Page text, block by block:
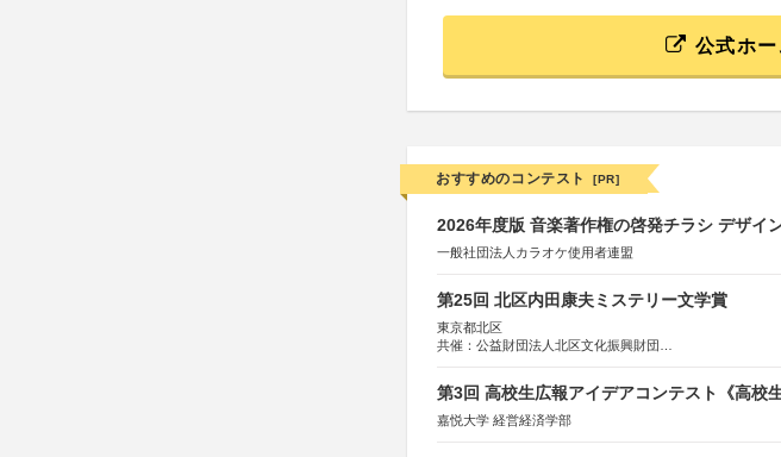
公式ホ
おすすめのコンテスト [PR]
2026年度版 音楽著作権の啓発チラシ デザイ
一般社団法人カラオケ使用者連盟
第25回 北区内田康夫ミステリー文学賞
東京都北区
共催：公益財団法人北区文化振興財団
協賛：株式会社実業之日本社
第3回 高校生広報アイデアコンテスト《高校
嘉悦大学 経営経済学部